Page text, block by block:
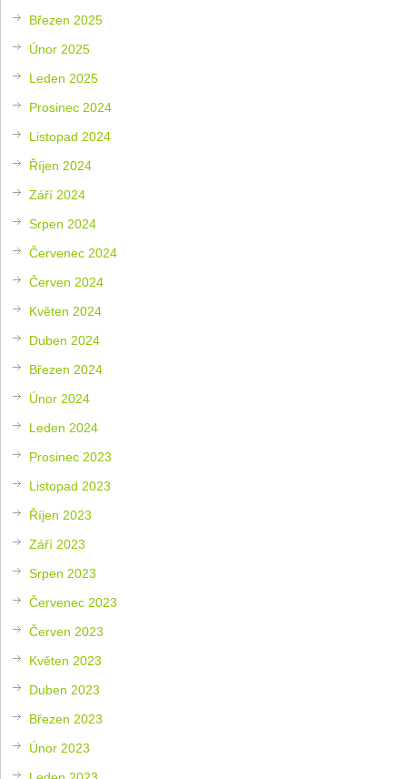
Březen 2025
Únor 2025
Leden 2025
Prosinec 2024
Listopad 2024
Říjen 2024
Září 2024
Srpen 2024
Červenec 2024
Červen 2024
Květen 2024
Duben 2024
Březen 2024
Únor 2024
Leden 2024
Prosinec 2023
Listopad 2023
Říjen 2023
Září 2023
Srpen 2023
Červenec 2023
Červen 2023
Květen 2023
Duben 2023
Březen 2023
Únor 2023